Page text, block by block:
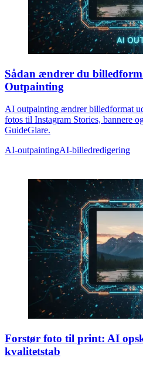
Sådan ændrer du
Outpainting
AI outpainting ændrer billedformat
fotos til Instagram Stories, bannere
GuideGlare.
AI-outpaintingAI-billedredigering
Forstør foto til print: AI
kvalitetstab